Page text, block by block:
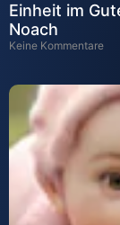
Einheit im
Noach
Keine Kommentare